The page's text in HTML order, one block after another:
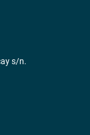
s/n.